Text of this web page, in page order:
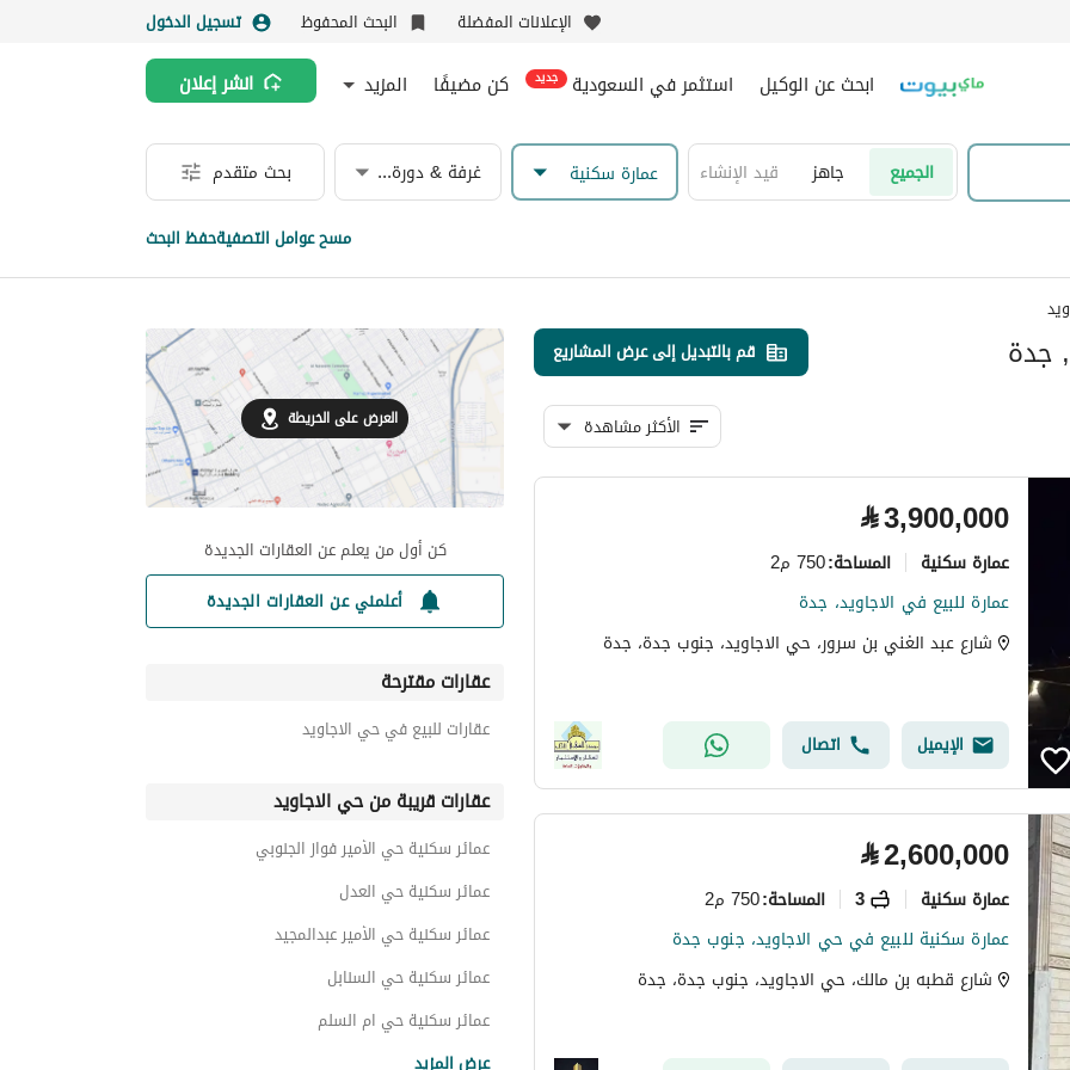
الإعلانات المفضلة البحث المحفوظ تسجيل الدخول
ابحث عن الوكيل استثمر في السعودية جديد كن مضيفًا المزيد انشر إعلان
الجميع جاهز قيد الإنشاء عمارة سكنية غرفة & دورة مياه بحث متقدم
مسح عوامل التصفيةحفظ البحث
جدة قم بالتبديل إلى عرض المشاريع
الأكثر مشاهدة
⃁3,900,000
عمارة سكنية المساحة:750 م2
عمارة للبيع في الاجاويد، جدة
شارع عبد الغني بن سرور، حي الاجاويد، جنوب جدة، جدة
الإيميل اتصال
⃁2,600,000
عمارة سكنية 3 المساحة:750 م2
عمارة سكنية للبيع في حي الاجاويد، جنوب جدة
شارع قطبه بن مالك، حي الاجاويد، جنوب جدة، جدة
العرض على الخريطة
كن أول من يعلم عن العقارات الجديدة
أعلمني عن العقارات الجديدة
عقارات مقترحة
عقارات للبيع في حي الاجاويد
عقارات قريبة من حي الاجاويد
عمائر سكنية حي الأمير فواز الجنوبي
عمائر سكنية حي العدل
عمائر سكنية حي الأمير عبدالمجيد
عمائر سكنية حي السنابل
عمائر سكنية حي ام السلم
عرض المزيد